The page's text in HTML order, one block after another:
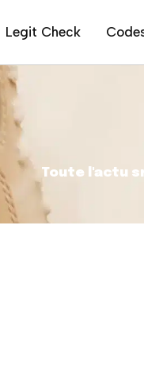
Legit Check
Toute l'actu